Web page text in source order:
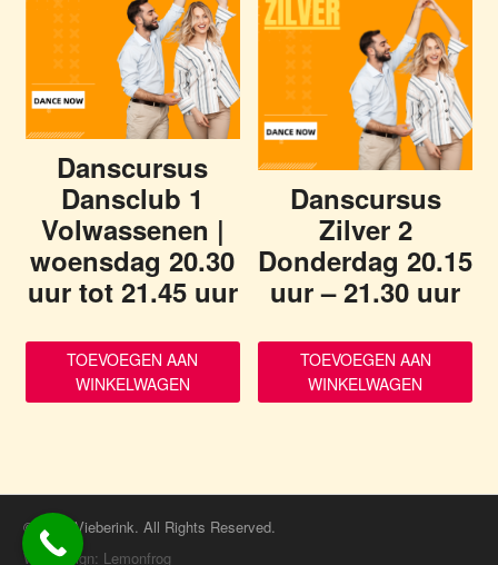
Danscursus
Dansclub 1
Volwassenen |
woensdag 20.30
uur tot 21.45 uur
TOEVOEGEN AAN
WINKELWAGEN
Danscursus
Zilver 2
Donderdag 20.15
uur – 21.30 uur
TOEVOEGEN AAN
WINKELWAGEN
© 2026 Vieberink. All Rights Reserved.
Webdesign: Lemonfrog